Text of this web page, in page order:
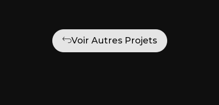
Voir Autres Projets